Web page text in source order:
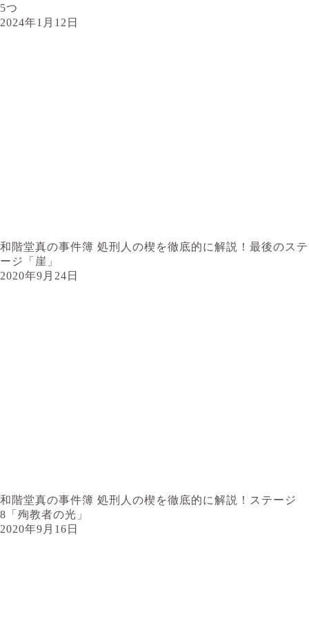
5つ
2024年1月12日
和階堂真の事件簿 処刑人の楔を徹底的に解説！最後のステ
ージ「崖」
2020年9月24日
和階堂真の事件簿 処刑人の楔を徹底的に解説！ステージ
8「殉教者の光」
2020年9月16日